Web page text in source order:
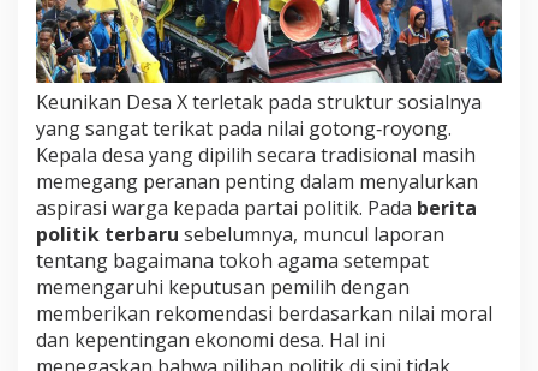
Keunikan Desa X terletak pada struktur sosialnya
yang sangat terikat pada nilai gotong‑royong.
Kepala desa yang dipilih secara tradisional masih
memegang peranan penting dalam menyalurkan
aspirasi warga kepada partai politik. Pada berita
politik terbaru sebelumnya, muncul laporan
tentang bagaimana tokoh agama setempat
memengaruhi keputusan pemilih dengan
memberikan rekomendasi berdasarkan nilai moral
dan kepentingan ekonomi desa. Hal ini